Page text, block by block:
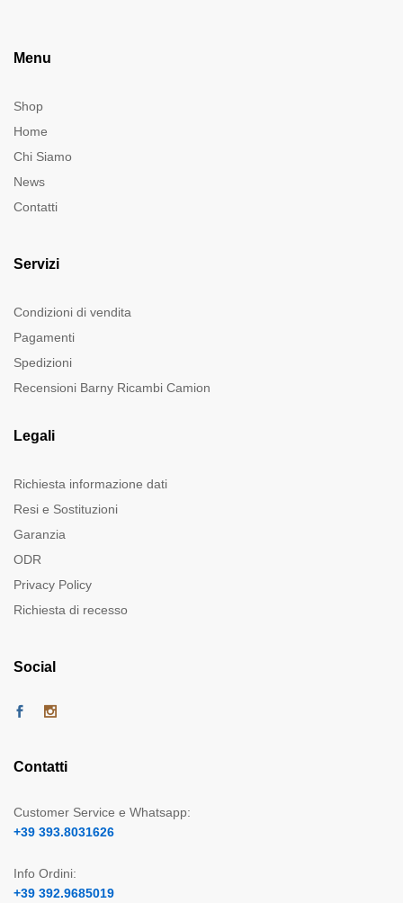
Menu
Shop
Home
Chi Siamo
News
Contatti
Servizi
Condizioni di vendita
Pagamenti
Spedizioni
Recensioni Barny Ricambi Camion
Legali
Richiesta informazione dati
Resi e Sostituzioni
Garanzia
ODR
Privacy Policy
Richiesta di recesso
Social
Contatti
Customer Service e Whatsapp:
+39 393.8031626
Info Ordini:
+39 392.9685019